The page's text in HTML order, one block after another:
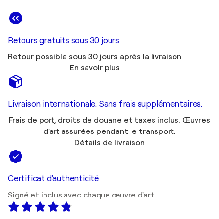
Retours gratuits sous 30 jours
Retour possible sous 30 jours après la livraison
En savoir plus
Livraison internationale. Sans frais supplémentaires.
Frais de port, droits de douane et taxes inclus. Œuvres
d'art assurées pendant le transport.
Détails de livraison
Certificat d'authenticité
Signé et inclus avec chaque œuvre d'art